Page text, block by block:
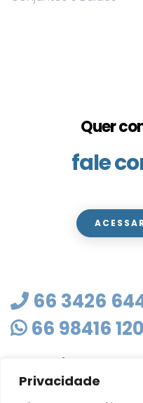
Privacidade
Quer
fale
66 3426
66 98416
Rua Sete de Setembro,